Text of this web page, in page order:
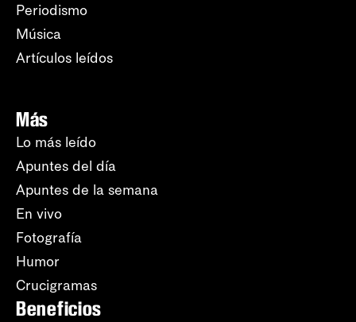
Periodismo
Música
Artículos leídos
Más
Lo más leído
Apuntes del día
Apuntes de la semana
En vivo
Fotografía
Humor
Crucigramas
Beneficios